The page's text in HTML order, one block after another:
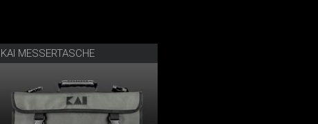
KAI MESSERTASCHE